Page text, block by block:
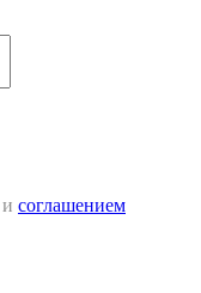
и соглашением